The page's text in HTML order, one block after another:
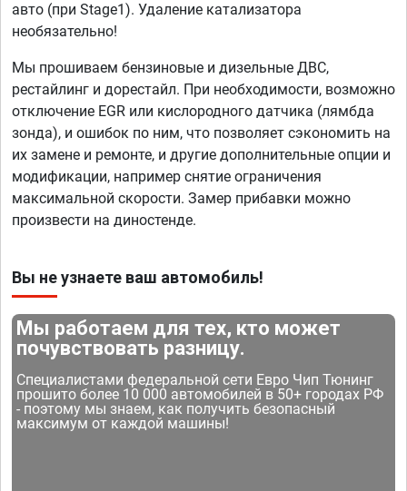
авто (при Stage1). Удаление катализатора
необязательно!
Мы прошиваем бензиновые и дизельные ДВС,
рестайлинг и дорестайл. При необходимости, возможно
отключение EGR или кислородного датчика (лямбда
зонда), и ошибок по ним, что позволяет сэкономить на
их замене и ремонте, и другие дополнительные опции и
модификации, например снятие ограничения
максимальной скорости. Замер прибавки можно
произвести на диностенде.
Вы не узнаете ваш автомобиль!
Мы работаем для тех, кто может
почувствовать разницу.
Специалистами федеральной сети Евро Чип Тюнинг
прошито более 10 000 автомобилей в 50+ городах РФ
- поэтому мы знаем, как получить безопасный
максимум от каждой машины!